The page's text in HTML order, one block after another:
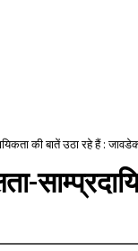
की बातें उठा रहे हैं :